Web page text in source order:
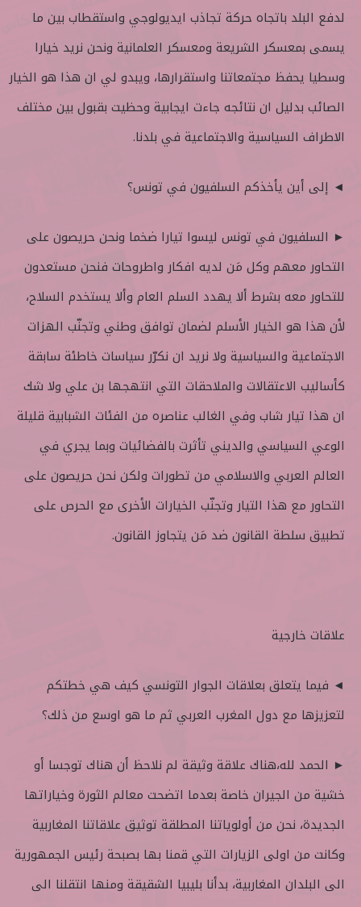
لدفع البلد باتجاه حركة تجاذب ايديولوجي واستقطاب بين ما
يسمى بمعسكر الشريعة ومعسكر العلمانية ونحن نريد خيارا
وسطيا يحفظ مجتمعاتنا واستقرارها، ويبدو لي ان هذا هو الخيار
الصائب بدليل ان نتائجه جاءت ايجابية وحظيت بقبول بين مختلف
الاطراف السياسية والاجتماعية في بلدنا.
◄ إلى أين يأخذكم السلفيون في تونس؟
► السلفيون في تونس ليسوا تيارا ضخما ونحن حريصون على
التحاور معهم وكل مَن لديه افكار واطروحات فنحن مستعدون
للتحاور معه بشرط ألا يهدد السلم العام وألا يستخدم السلاح،
لأن هذا هو الخيار الأسلم لضمان توافق وطني وتجنّب الهزات
الاجتماعية والسياسية ولا نريد ان نكرّر سياسات خاطئة سابقة
كأساليب الاعتقالات والملاحقات التي انتهجها بن علي ولا شك
ان هذا تيار شاب وفي الغالب عناصره من الفئات الشبابية قليلة
الوعي السياسي والديني تأثرت بالفضائيات وبما يجري في
العالم العربي والاسلامي من تطورات ولكن نحن حريصون على
التحاور مع هذا التيار وتجنّب الخيارات الأخرى مع الحرص على
تطبيق سلطة القانون ضد مَن يتجاوز القانون.
علاقات خارجية
◄ فيما يتعلق بعلاقات الجوار التونسي كيف هي خطتكم
لتعزيزها مع دول المغرب العربي ثم ما هو اوسع من ذلك؟
► الحمد لله،هناك علاقة وثيقة لم نلاحظ أن هناك توجسا أو
خشية من الجيران خاصة بعدما اتضحت معالم الثورة وخياراتها
الجديدة، نحن من أولوياتنا المطلقة توثيق علاقاتنا المغاربية
وكانت من اولى الزيارات التي قمنا بها بصبحة رئيس الجمهورية
الى البلدان المغاربية، بدأنا بليبيا الشقيقة ومنها انتقلنا الى